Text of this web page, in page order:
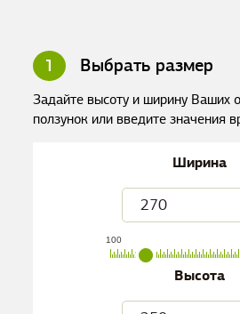
1 Выбрать размер
Задайте высоту и ширину Ваших
ползунок или введите значения
Ширина
100
Высота